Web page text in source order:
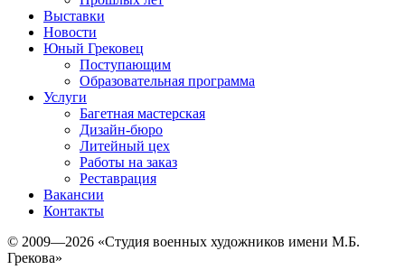
Выставки
Новости
Юный Грековец
Поступающим
Образовательная программа
Услуги
Багетная мастерская
Дизайн-бюро
Литейный цех
Работы на заказ
Реставрация
Вакансии
Контакты
© 2009—2026 «Студия военных художников имени М.Б.
Грекова»